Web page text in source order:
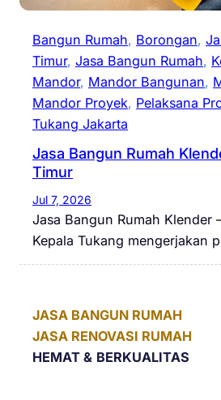
Bangun Rumah, Borongan,
Timur, Jasa Bangun Rumah,
Mandor, Mandor Bangunan,
Mandor Proyek, Pelaksana
Tukang Jakarta
Jasa Bangun Rumah
Timur
Jul 7, 2026
Jasa Bangun Rumah Klender
Kepala Tukang mengerjakan
JASA BANGUN RUMAH
JASA RENOVASI RUMAH
HEMAT & BERKUALITAS